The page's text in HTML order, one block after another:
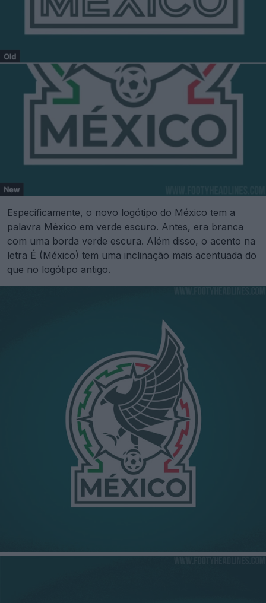
Especificamente, o novo logótipo do México tem a
palavra México em verde escuro. Antes, era branca
com uma borda verde escura. Além disso, o acento na
letra É (México) tem uma inclinação mais acentuada do
que no logótipo antigo.